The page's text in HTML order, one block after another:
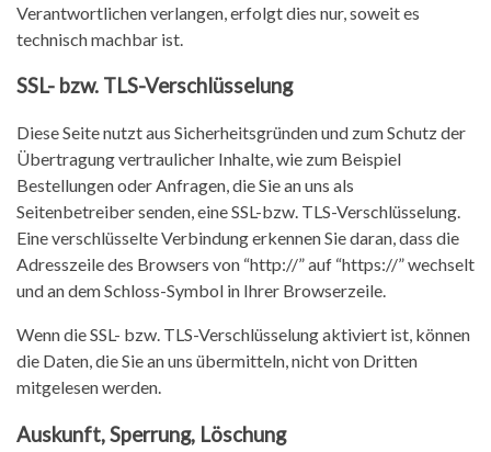
Verantwortlichen verlangen, erfolgt dies nur, soweit es
technisch machbar ist.
SSL- bzw. TLS-Verschlüsselung
Diese Seite nutzt aus Sicherheitsgründen und zum Schutz der
Übertragung vertraulicher Inhalte, wie zum Beispiel
Bestellungen oder Anfragen, die Sie an uns als
Seitenbetreiber senden, eine SSL-bzw. TLS-Verschlüsselung.
Eine verschlüsselte Verbindung erkennen Sie daran, dass die
Adresszeile des Browsers von “http://” auf “https://” wechselt
und an dem Schloss-Symbol in Ihrer Browserzeile.
Wenn die SSL- bzw. TLS-Verschlüsselung aktiviert ist, können
die Daten, die Sie an uns übermitteln, nicht von Dritten
mitgelesen werden.
Auskunft, Sperrung, Löschung